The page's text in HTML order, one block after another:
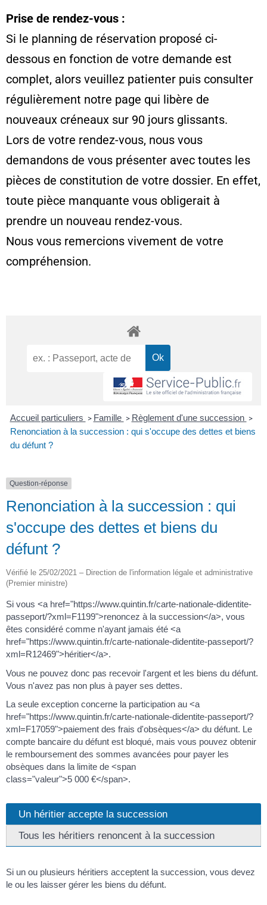
Prise de rendez-vous :
Si le planning de réservation proposé ci-
dessous en fonction de votre demande est
complet, alors veuillez patienter puis consulter
régulièrement notre page qui libère de
nouveaux créneaux sur 90 jours glissants.
Lors de votre rendez-vous, nous vous
demandons de vous présenter avec toutes les
pièces de constitution de votre dossier. En effet,
toute pièce manquante vous obligerait à
prendre un nouveau rendez-vous.
Nous vous remercions vivement de votre
compréhension.
Accueil particuliers > Famille > Règlement d'une succession >
Renonciation à la succession : qui s'occupe des dettes et biens
du défunt ?
Question-réponse
Renonciation à la succession : qui
s'occupe des dettes et biens du
défunt ?
Vérifié le 25/02/2021 – Direction de l'information légale et administrative
(Premier ministre)
Si vous <a href="https://www.quintin.fr/carte-nationale-didentite-
passeport/?xml=F1199">renoncez à la succession</a>, vous
êtes considéré comme n'ayant jamais été <a
href="https://www.quintin.fr/carte-nationale-didentite-passeport/?
xml=R12469">héritier</a>.
Vous ne pouvez donc pas recevoir l'argent et les biens du défunt.
Vous n'avez pas non plus à payer ses dettes.
La seule exception concerne la participation au <a
href="https://www.quintin.fr/carte-nationale-didentite-passeport/?
xml=F17059">paiement des frais d'obsèques</a> du défunt. Le
compte bancaire du défunt est bloqué, mais vous pouvez obtenir
le remboursement des sommes avancées pour payer les
obsèques dans la limite de <span
class="valeur">5 000 €</span>.
Un héritier accepte la succession
Tous les héritiers renoncent à la succession
Si un ou plusieurs héritiers acceptent la succession, vous devez
le ou les laisser gérer les biens du défunt.